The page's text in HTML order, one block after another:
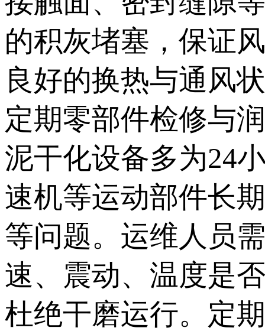
的积灰堵塞，保证
良好的换热与通风
定期零部件检修与
泥干化设备多为24
速机等运动部件长
等问题。运维人员
速、震动、温度是
杜绝干磨运行。定